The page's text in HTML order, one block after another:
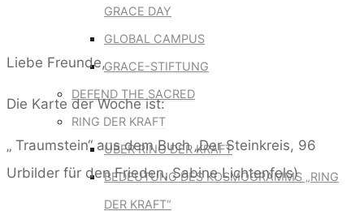
GRACE DAY
GLOBAL CAMPUS
GRACE-STIFTUNG
DEFEND THE SACRED
RING DER KRAFT
ÜBER RING DER KRAFT
BEDEUTUNG DES KOSMOGRAMMS „RING
DER KRAFT“
Liebe Freunde,
Die Karte der Woche ist:
„ Traumstein“ aus dem Buch „Der Steinkreis, 96
Urbilder für den Frieden, Sabine Lichtenfels)